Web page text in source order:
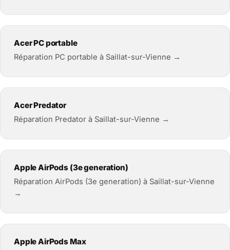
Acer PC portable
Réparation PC portable à Saillat-sur-Vienne →
Acer Predator
Réparation Predator à Saillat-sur-Vienne →
Apple AirPods (3e generation)
Réparation AirPods (3e generation) à Saillat-sur-Vienne
→
Apple AirPods Max